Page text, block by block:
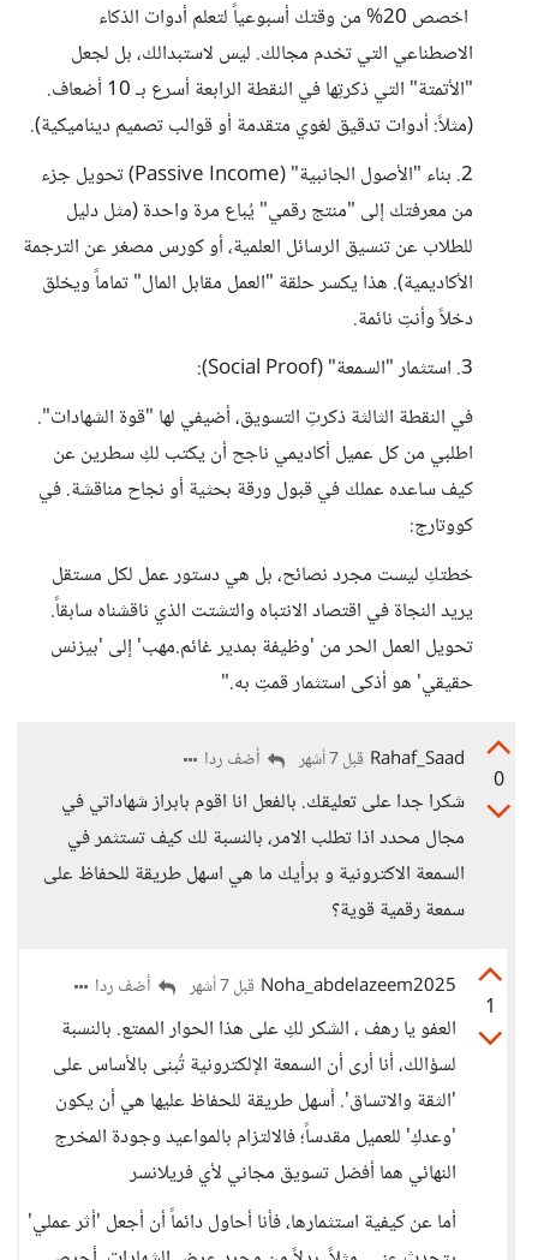
​ اخصص 20% من وقتك أسبوعياً لتعلم أدوات الذكاء
الاصطناعي التي تخدم مجالك. ليس لاستبدالك، بل لجعل
"الأتمتة" التي ذكرتِها في النقطة الرابعة أسرع بـ 10 أضعاف.
(مثلاً: أدوات تدقيق لغوي متقدمة أو قوالب تصميم ديناميكية).
​2. بناء "الأصول الجانبية" (Passive Income) تحويل جزء
من معرفتك إلى "منتج رقمي" يُباع مرة واحدة (مثل دليل
للطلاب عن تنسيق الرسائل العلمية، أو كورس مصغر عن الترجمة
الأكاديمية). هذا يكسر حلقة "العمل مقابل المال" تماماً ويخلق
دخلاً وأنتِ نائمة.
​3. استثمار "السمعة" (Social Proof):
في النقطة الثالثة ذكرتِ التسويق، أضيفي لها "قوة الشهادات".
اطلبي من كل عميل أكاديمي ناجح أن يكتب لكِ سطرين عن
كيف ساعده عملك في قبول ورقة بحثية أو نجاح مناقشة. في
كووتارج:
خطتكِ ليست مجرد نصائح، بل هي دستور عمل لكل مستقل
يريد النجاة في اقتصاد الانتباه والتشتت الذي ناقشناه سابقاً.
تحويل العمل الحر من 'وظيفة بمدير غائم.مه‍ب' إلى 'بيزنس
حقيقي' هو أذكى استثمار قمتِ به."
0
Rahaf_Saad قبل 7 أشهر أضف ردا
شكرا جدا على تعليقك. بالفعل انا اقوم بابراز شهاداتي في
مجال محدد اذا تطلب الامر، بالنسبة لك كيف تستثمر في
السمعة الاكترونية و برأيك ما هي اسهل طريقة للحفاظ على
سمعة رقمية قوية؟
1
Noha_abdelazeem2025 قبل 7 أشهر أضف ردا
العفو يا رهف ، الشكر لكِ على هذا الحوار الممتع. بالنسبة
لسؤالك، أنا أرى أن السمعة الإلكترونية تُبنى بالأساس على
'الثقة والاتساق'. أسهل طريقة للحفاظ عليها هي أن يكون
'وعدكِ' للعميل مقدساً؛ فالالتزام بالمواعيد وجودة المخرج
النهائي هما أفضل تسويق مجاني لأي فريلانسر
​أما عن كيفية استثمارها، فأنا أحاول دائماً أن أجعل 'أثر عملي'